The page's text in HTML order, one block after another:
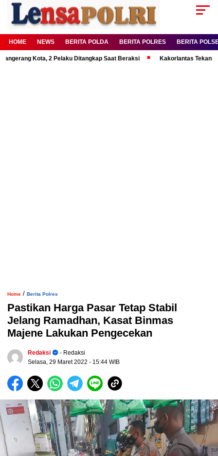
HOME NEWS BERITA POLDA BERITA POLRES BERITA
Kota, 2 Pelaku Ditangkap Saat Beraksi Kakorlantas Tekankan
Home / Berita Polres
Pastikan Harga Pasar Tetap Stabil
Jelang Ramadhan, Kasat Binmas
Majene Lakukan Pengecekan
Redaksi
- Redaksi
Selasa, 29 Maret 2022 - 15:44 WIB